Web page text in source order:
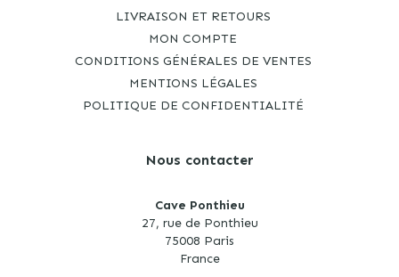
LIVRAISON ET RETOURS
MON COMPTE
CONDITIONS GÉNÉRALES DE VENTES
MENTIONS LÉGALES
POLITIQUE DE CONFIDENTIALITÉ
Nous contacter
Cave Ponthieu
27, rue de Ponthieu
75008 Paris
France